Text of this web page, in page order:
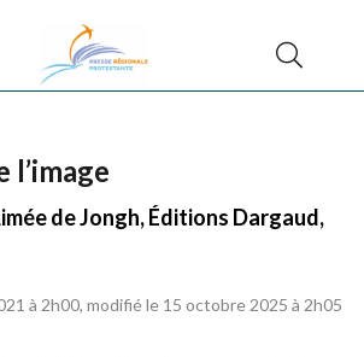
l’image
de Jongh, Éditions Dargaud,
à 2h00, modifié le 15 octobre 2025 à 2h05